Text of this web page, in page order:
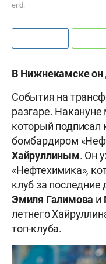
erid:
В Нижнекамске он
События на
разгаре.
который подписал
бомбардиром
Хайруллиным. Он
«Нефтехимика»,
клуб за последние
Эмиля Галимова и
летнего
топ-клуба.